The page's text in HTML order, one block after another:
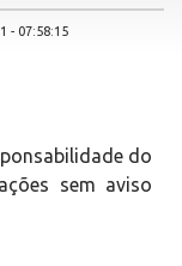
- 07:58:15
do
sem aviso